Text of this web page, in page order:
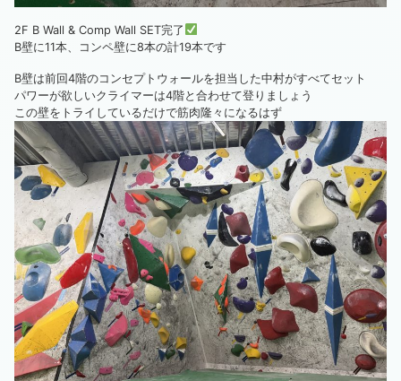
2F B Wall & Comp Wall SET完了
B壁に11本、コンペ壁に8本の計19本です
B壁は前回4階のコンセプトウォールを担当した中村がすべてセット
パワーが欲しいクライマーは4階と合わせて登りましょう
この壁をトライしているだけで筋肉隆々になるはず